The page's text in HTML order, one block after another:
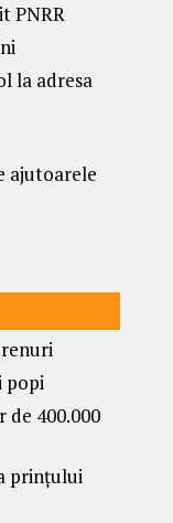
PNRR
la adresa
ajutoarele
popi
de 400.000
prințului